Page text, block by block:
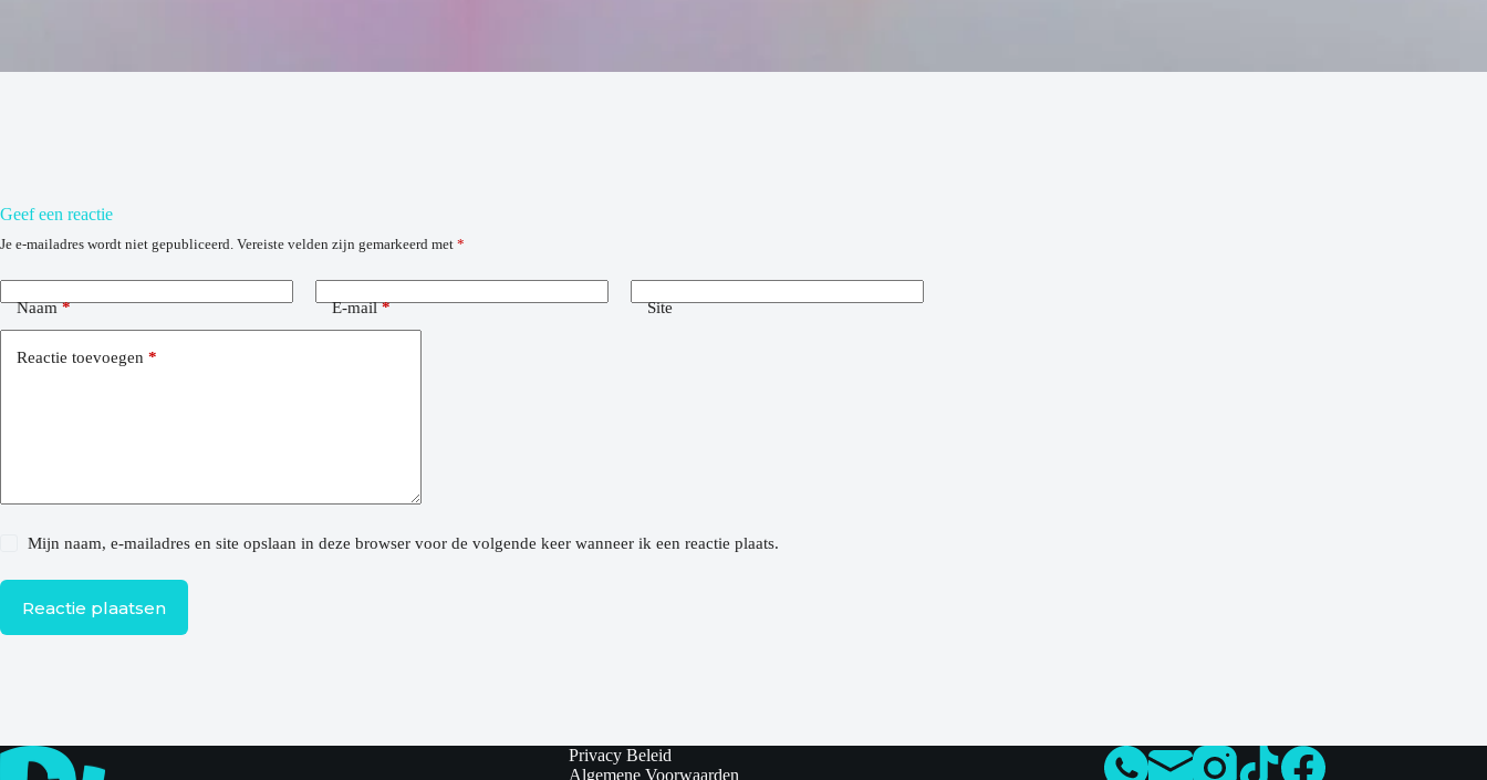
Geef een reactie
Je e-mailadres wordt niet gepubliceerd. Vereiste velden zijn gemarkeerd met *
Naam* E-mail* Site
Reactie toevoegen *
Mijn naam, e-mailadres en site opslaan in deze browser voor de volgende keer wanneer ik een reactie plaats.
Reactie plaatsen
Privacy Beleid
Algemene Voorwaarden